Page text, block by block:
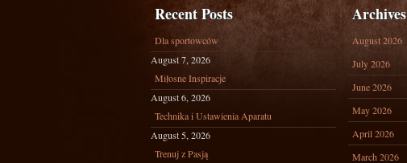
Recent Posts
Dla sportowców
August 7, 2026
Miłosne Inspiracje
August 6, 2026
Technika i Ustawienia Aparatu
August 5, 2026
Trenuj z Pasją
Archives
August 2026
July 2026
June 2026
May 2026
April 2026
March 2026